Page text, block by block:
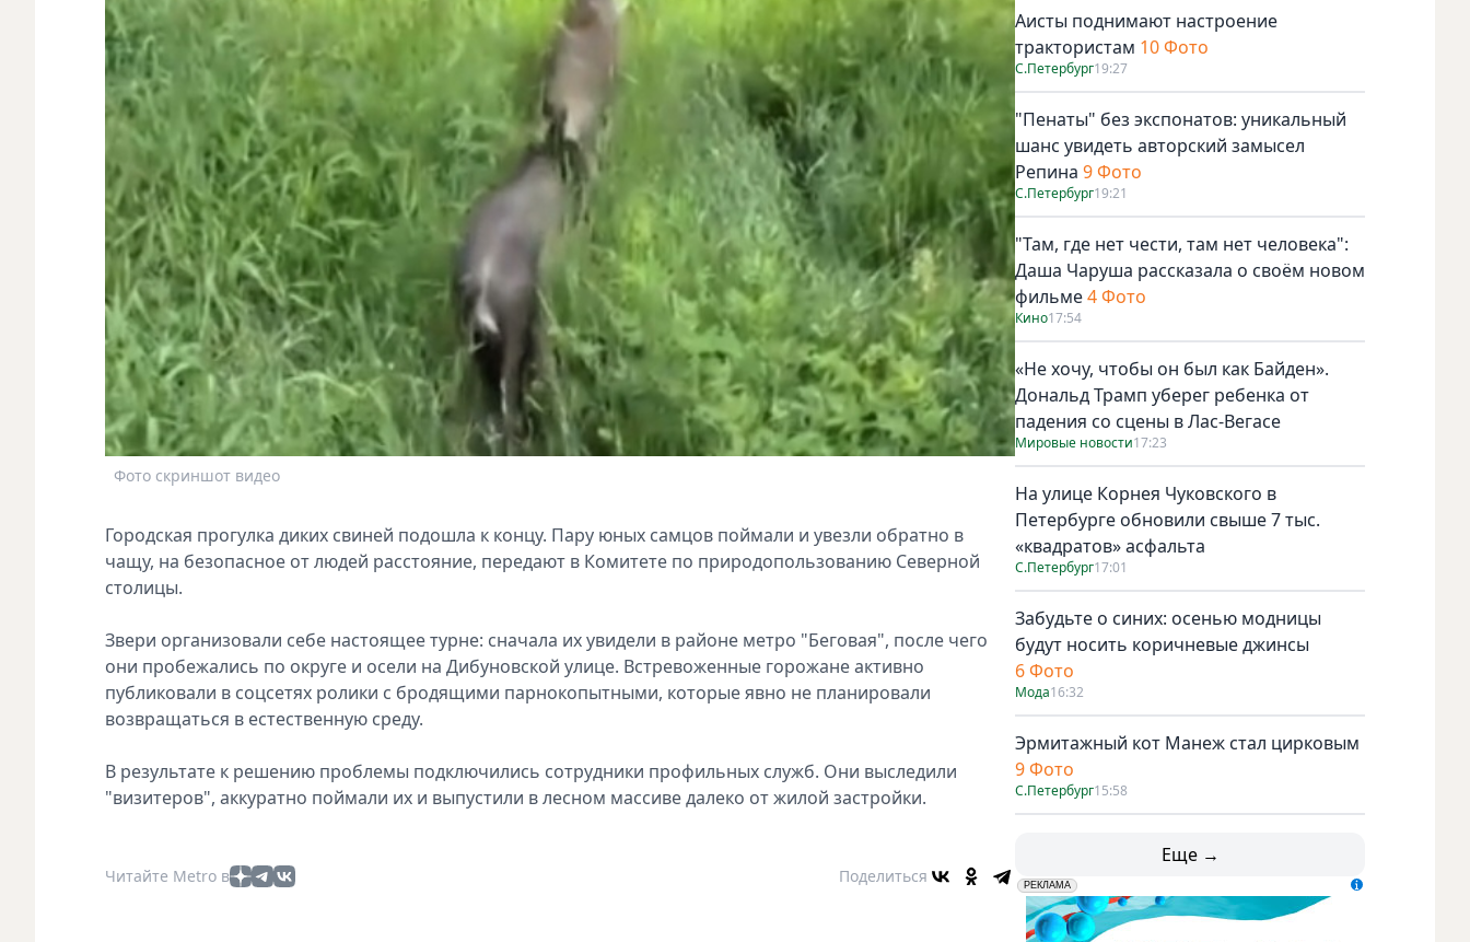
Фото скриншот видео
Городская прогулка диких свиней подошла к концу. Пару юных самцов поймали и увезли обратно в
чащу, на безопасное от людей расстояние, передают в Комитете по природопользованию Северной
столицы.
Звери организовали себе настоящее турне: сначала их увидели в районе метро "Беговая", после чего
они пробежались по округе и осели на Дибуновской улице. Встревоженные горожане активно
публиковали в соцсетях ролики с бродящими парнокопытными, которые явно не планировали
возвращаться в естественную среду.
В результате к решению проблемы подключились сотрудники профильных служб. Они выследили
"визитеров", аккуратно поймали их и выпустили в лесном массиве далеко от жилой застройки.
Читайте Metro в Поделиться
Аисты поднимают настроение
трактористам 10 Фото
С.Петербург19:27
"Пенаты" без экспонатов: уникальный
шанс увидеть авторский замысел
Репина 9 Фото
С.Петербург19:21
"Там, где нет чести, там нет человека":
Даша Чаруша рассказала о своём новом
фильме4 Фото
Кино17:54
«Не хочу, чтобы он был как Байден».
Дональд Трамп уберег ребенка от
падения со сцены в Лас-Вегасе
Мировые новости17:23
На улице Корнея Чуковского в
Петербурге обновили свыше 7 тыс.
«квадратов» асфальта
С.Петербург17:01
Забудьте о синих: осенью модницы
будут носить коричневые джинсы
6 Фото
Мода16:32
Эрмитажный кот Манеж стал цирковым
9 Фото
С.Петербург15:58
Еще →
erid: LdtCK5udn
РЕКЛАМА
АО "ГАТР", ИНН: 7841320717